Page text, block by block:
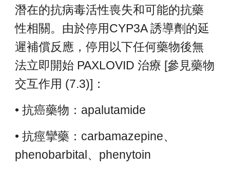
潛在的抗病毒活性喪失和可能的抗藥
性相關。由於停用CYP3A 誘導劑的延
遲補償反應，停用以下任何藥物後無
法立即開始 PAXLOVID 治療 [參見藥物
交互作用 (7.3)]：
• 抗癌藥物：apalutamide
• 抗痙攣藥：carbamazepine、
phenobarbital、phenytoin